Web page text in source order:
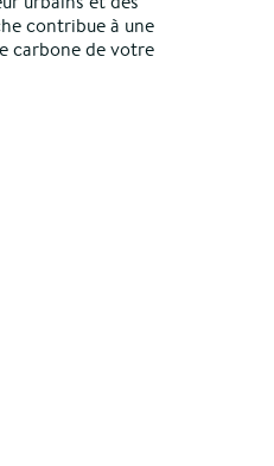
contribue à une
carbone de votre